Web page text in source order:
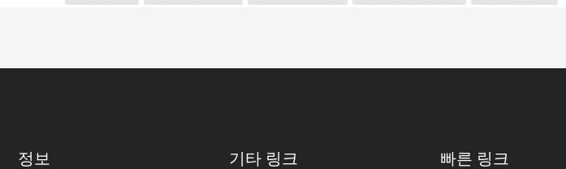
정보 기타 링크 빠른 링크